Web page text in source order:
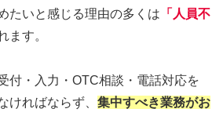
たいと感じる理由の多くは 「人員不
ます。
付・入力・OTC相談・電話対応を
ければならず、 集中すべき業務がお